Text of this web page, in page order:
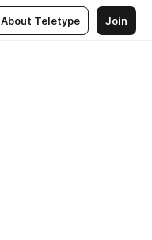
About Teletype Join